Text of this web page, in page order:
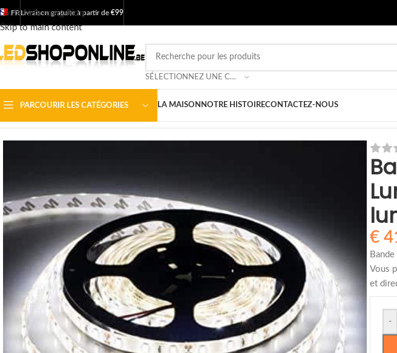
Sauter à la navigation
Skip to main content
FRLivraison gratuite à partir de €99
SÉLECTIONNEZ UNE CATÉGORIE
PARCOURIR LES CATÉGORIES LA MAISON NOTRE HISTOIRECONTACTEZ-NOUS
€
Vous
et
-